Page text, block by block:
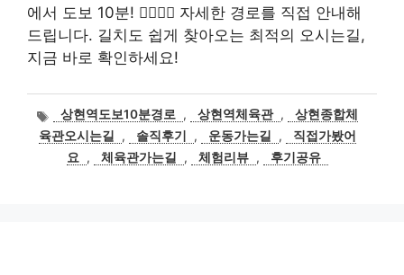
에서 도보 10분! 🚶‍♀️🚶‍♂️ 자세한 경로를 직접 안내해
드립니다. 길치도 쉽게 찾아오는 최적의 오시는길,
지금 바로 확인하세요!
태
그
상현역도보10분경로 , 상현역체육관 ,
상현종합체
육관오시는길
, 솔직후기 , 운동가는길 ,
직접가봤어
요
, 체육관가는길 , 체험리뷰 , 후기공유